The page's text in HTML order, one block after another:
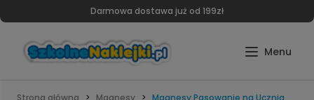
Darmowa dostawa już od 199zł
Strona główna Magnesy Magnesy Pasowanie na Ucznia